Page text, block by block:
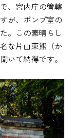
、宮内庁の管轄
が、ポンプ室の
。この素晴らし
な片山東熊（か
いて納得です。